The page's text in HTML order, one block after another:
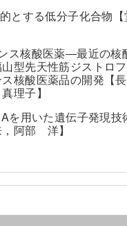
とする低分子化合物【
ス核酸医薬―最近の核
型先天性筋ジストロ
核酸医薬品の開発【長
理子】
を用いた遺伝子発現技
阿部 洋】